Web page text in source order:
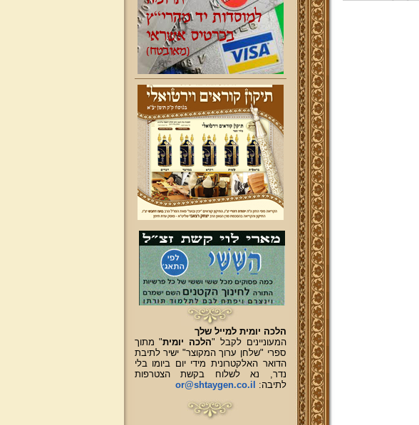
הלכה יומית למייל שלך
המעוניינים לקבל "הלכה יומית" מתוך
ספרי "שלחן ערוך המקוצר" ישיר לתיבת
הדואר האלקטרונית מידי יום ביומו בלי
נדר, נא לשלוח בקשת הצטרפות
לתיבה:
or@shtaygen.co.il